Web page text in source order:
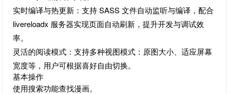
实时编译与热更新：支持 SASS 文件自动监听与编译，配合
livereloadx 服务器实现页面自动刷新，提升开发与调试效
率。
灵活的阅读模式：支持多种视图模式：原图大小、适应屏幕
宽度等，用户可根据喜好自由切换。
基本操作
使用搜索功能查找漫画。